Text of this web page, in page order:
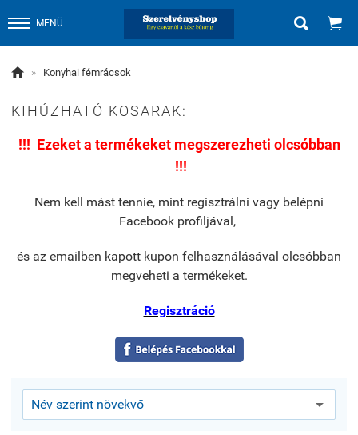
MENÜ  
 » Konyhai fémrácsok
KIHÚZHATÓ KOSARAK:
!!! Ezeket a termékeket megszerezheti olcsóbban
!!!
Nem kell mást tennie, mint regisztrálni vagy belépni
Facebook profiljával,
és az emailben kapott kupon felhasználásával olcsóbban
megveheti a termékeket.
Regisztráció